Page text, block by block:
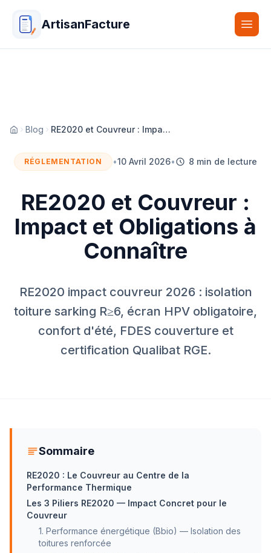
ArtisanFacture
Accueil
Blog RE2020 et Couvreur : Impact et Obligations à Connaître
RÉGLEMENTATION •10 Avril 2026• 8 min de lecture
RE2020 et Couvreur :
Impact et Obligations à
Connaître
RE2020 impact couvreur 2026 : isolation
toiture sarking R≥6, écran HPV obligatoire,
confort d'été, FDES couverture et
certification Qualibat RGE.
Sommaire
RE2020 : Le Couvreur au Centre de la
Performance Thermique
Les 3 Piliers RE2020 — Impact Concret pour le
Couvreur
1. Performance énergétique (Bbio) — Isolation des
toitures renforcée